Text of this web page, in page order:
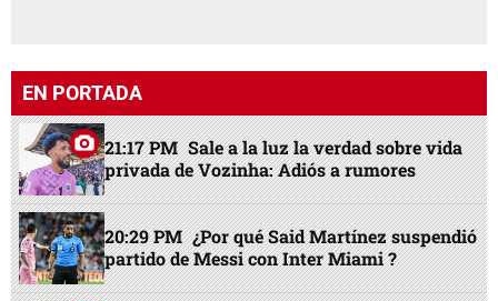
EN PORTADA
21:17 PM Sale a la luz la verdad sobre vida
privada de Vozinha: Adiós a rumores
20:29 PM ¿Por qué Said Martínez suspendió
partido de Messi con Inter Miami ?